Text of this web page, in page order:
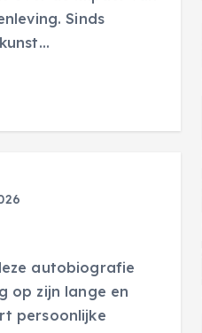
Sinds
autobiografie
op zijn lange en
persoonlijke